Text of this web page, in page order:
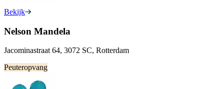
Bekijk
Nelson Mandela
Jacominastraat 64, 3072 SC, Rotterdam
Peuteropvang